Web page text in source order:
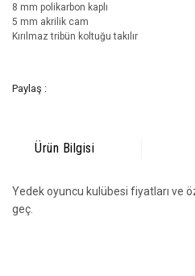
8 mm polikarbon kaplı
5 mm akrilik cam
Kırılmaz tribün koltuğu takılır
Paylaş :
Ürün Bilgisi
Yedek oyuncu kulübesi fiyatları ve
geç.